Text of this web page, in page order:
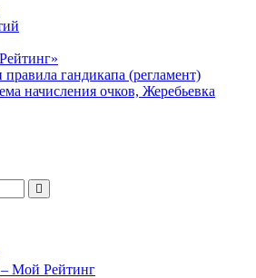
гандикапа (регламент)
начисления очков, Жеребьевка
Мой Рейтинг